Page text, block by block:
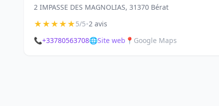
2 IMPASSE DES MAGNOLIAS, 31370 Bérat
★★★★★5/5•2 avis
📞+33780563708🌐Site web 📍 Google Maps